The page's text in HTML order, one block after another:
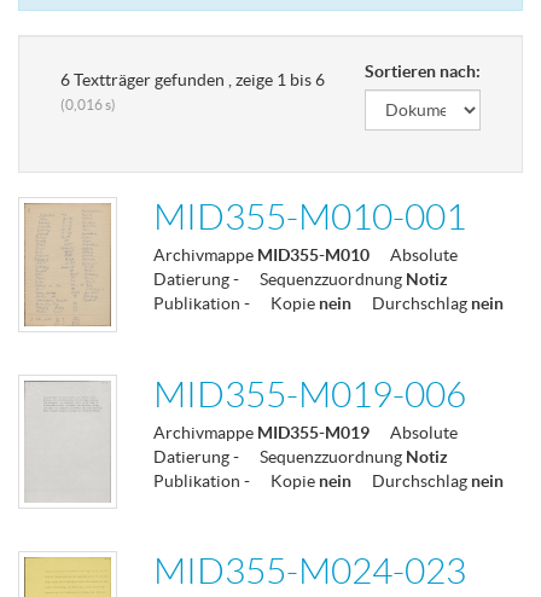
6 Textträger gefunden , zeige 1 bis 6
(0,016 s)
Sortieren nach:
MID355-M010-001
Archivmappe MID355-M010
Absolute
Datierung- Sequenzzuordnung Notiz
Publikation - Kopie nein Durchschlag nein
MID355-M019-006
Archivmappe MID355-M019
Absolute
Datierung- Sequenzzuordnung Notiz
Publikation - Kopie nein Durchschlag nein
MID355-M024-023